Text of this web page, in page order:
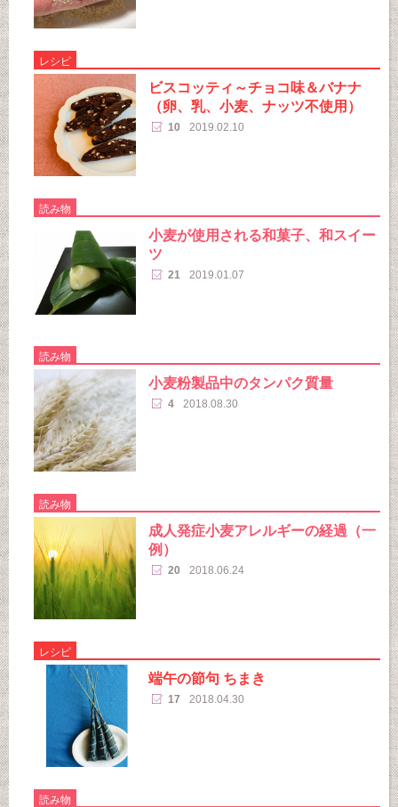
レシピ
ビスコッティ～チョコ味＆バナナ
（卵、乳、小麦、ナッツ不使用）
10 2019.02.10
読み物
小麦が使用される和菓子、和スイー
ツ
21 2019.01.07
読み物
小麦粉製品中のタンパク質量
4 2018.08.30
読み物
成人発症小麦アレルギーの経過（一
例）
20 2018.06.24
レシピ
端午の節句 ちまき
17 2018.04.30
読み物